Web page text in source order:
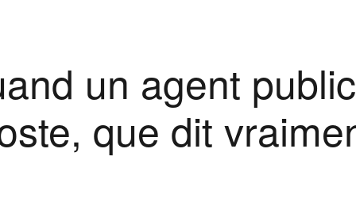
un agent public
que dit